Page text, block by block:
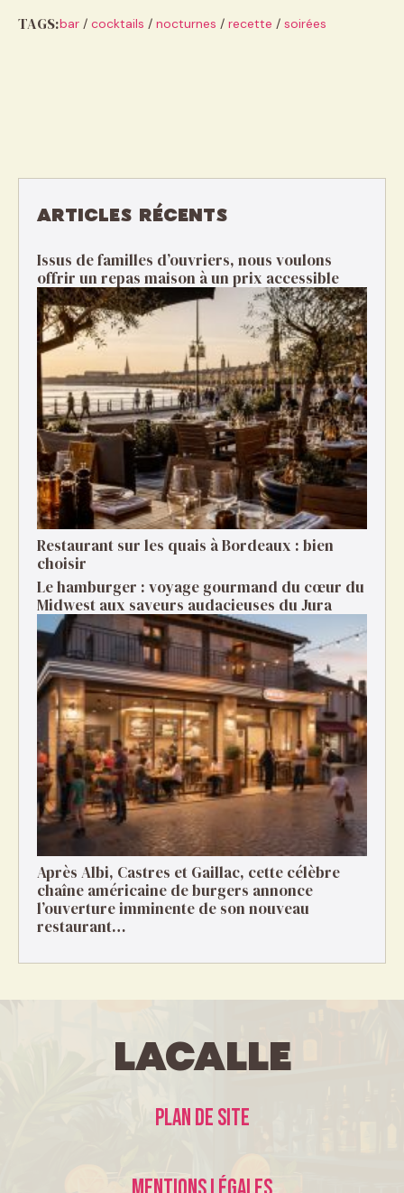
TAGS:bar/ cocktails / nocturnes / recette / soirées
ARTICLES RÉCENTS
Issus de familles d’ouvriers, nous voulons
offrir un repas maison à un prix accessible
Restaurant sur les quais à Bordeaux : bien
choisir
Le hamburger : voyage gourmand du cœur du
Midwest aux saveurs audacieuses du Jura
Après Albi, Castres et Gaillac, cette célèbre
chaîne américaine de burgers annonce
l’ouverture imminente de son nouveau
restaurant…
LaCalle
Plan de site